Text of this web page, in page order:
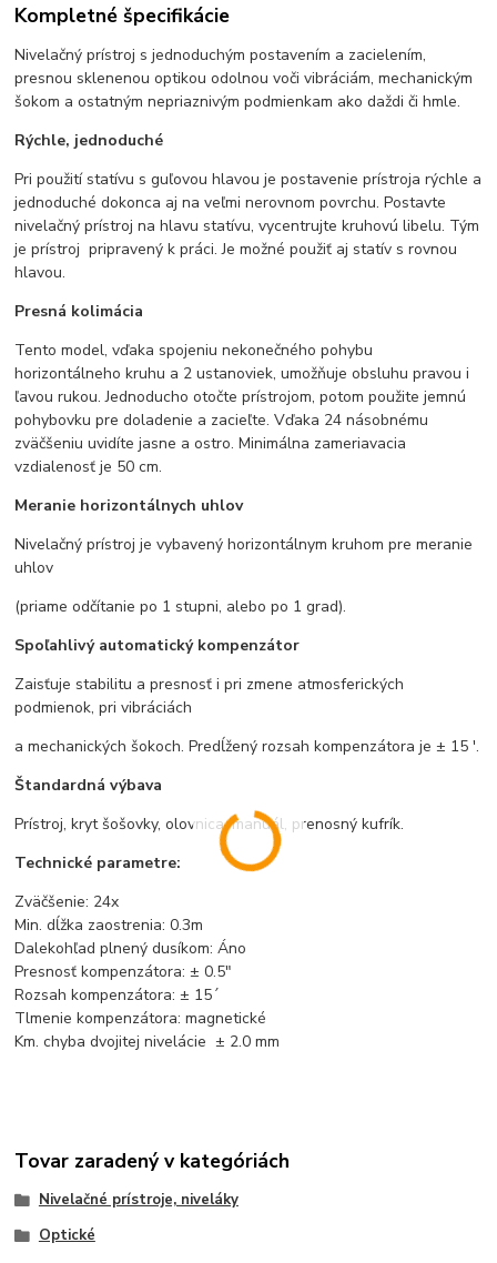
Kompletné špecifikácie
Nivelačný prístroj s jednoduchým postavením a zacielením,
presnou sklenenou optikou odolnou voči vibráciám, mechanickým
šokom a ostatným nepriaznivým podmienkam ako daždi či hmle.
Rýchle, jednoduché
Pri použití statívu s guľovou hlavou je postavenie prístroja rýchle a
jednoduché dokonca aj na veľmi nerovnom povrchu. Postavte
nivelačný prístroj na hlavu statívu, vycentrujte kruhovú libelu. Tým
je prístroj pripravený k práci. Je možné použiť aj statív s rovnou
hlavou.
Presná kolimácia
Tento model, vďaka spojeniu nekonečného pohybu
horizontálneho kruhu a 2 ustanoviek, umožňuje obsluhu pravou i
ľavou rukou. Jednoducho otočte prístrojom, potom použite jemnú
pohybovku pre doladenie a zacieľte. Vďaka 24 násobnému
zväčšeniu uvidíte jasne a ostro. Minimálna zameriavacia
vzdialenosť je 50 cm.
Meranie horizontálnych uhlov
Nivelačný prístroj je vybavený horizontálnym kruhom pre meranie
uhlov
(priame odčítanie po 1 stupni, alebo po 1 grad).
Spoľahlivý automatický kompenzátor
Zaisťuje stabilitu a presnosť i pri zmene atmosferických
podmienok, pri vibráciách
a mechanických šokoch. Predĺžený rozsah kompenzátora je ± 15 '.
Štandardná výbava
Prístroj, kryt šošovky, olovnica, manuál, prenosný kufrík.
Technické parametre:
Zväčšenie: 24x
Min. dĺžka zaostrenia: 0.3m
Dalekohľad plnený dusíkom: Áno
Presnosť kompenzátora: ± 0.5"
Rozsah kompenzátora: ± 15´
Tlmenie kompenzátora: magnetické
Km. chyba dvojitej nivelácie ± 2.0 mm
Tovar zaradený v kategóriách
Nivelačné prístroje, niveláky
Optické